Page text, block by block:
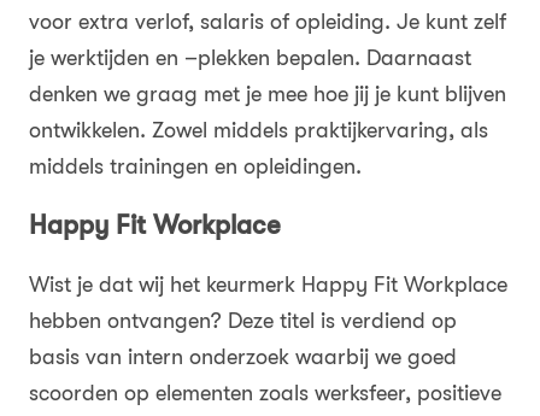
voor extra verlof, salaris of opleiding. Je kunt zelf
je werktijden en –plekken bepalen. Daarnaast
denken we graag met je mee hoe jij je kunt blijven
ontwikkelen. Zowel middels praktijkervaring, als
middels trainingen en opleidingen.
Happy Fit Workplace
Wist je dat wij het keurmerk Happy Fit Workplace
hebben ontvangen? Deze titel is verdiend op
basis van intern onderzoek waarbij we goed
scoorden op elementen zoals werksfeer, positieve